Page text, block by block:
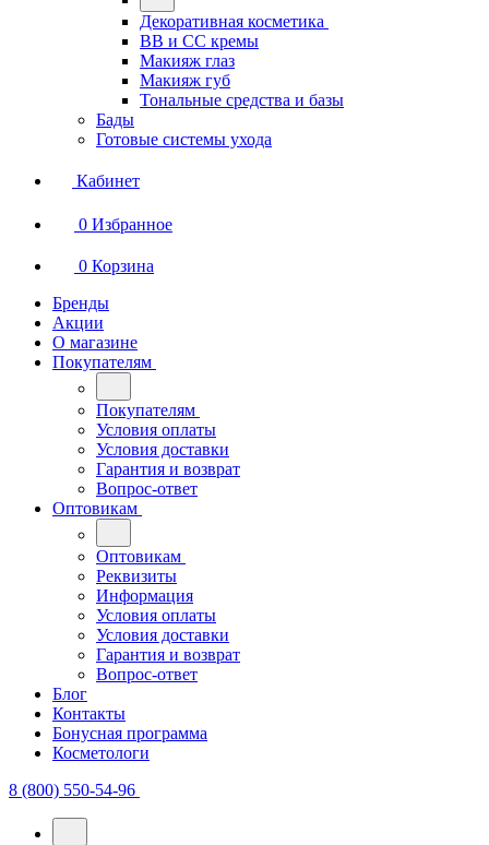
Декоративная косметика
BB и СС кремы
Макияж глаз
Макияж губ
Тональные средства и базы
Бады
Готовые системы ухода
Кабинет
0 Избранное
0 Корзина
Бренды
Акции
О магазине
Покупателям
Покупателям
Условия оплаты
Условия доставки
Гарантия и возврат
Вопрос-ответ
Оптовикам
Оптовикам
Реквизиты
Информация
Условия оплаты
Условия доставки
Гарантия и возврат
Вопрос-ответ
Блог
Контакты
Бонусная программа
Косметологи
8 (800) 550-54-96